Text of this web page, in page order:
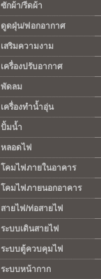
ซักผ้า/รีดผ้า
ดูดฝุ่น/ฟอกอากาศ
เสริมความงาม
เครื่องปรับอากาศ
พัดลม
เครื่องทำน้ำอุ่น
ปั้มน้ำ
หลอดไฟ
โคมไฟภายในอาคาร
โคมไฟภายนอกอาคาร
สายไฟ/ท่อสายไฟ
ระบบเดินสายไฟ
ระบบตู้ควบคุมไฟ
ระบบหน้ากาก